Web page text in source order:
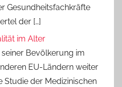
Gesundheitsfachkräfte
der […]
im Alter
Bevölkerung im
EU-Ländern weiter
Studie der Medizinischen